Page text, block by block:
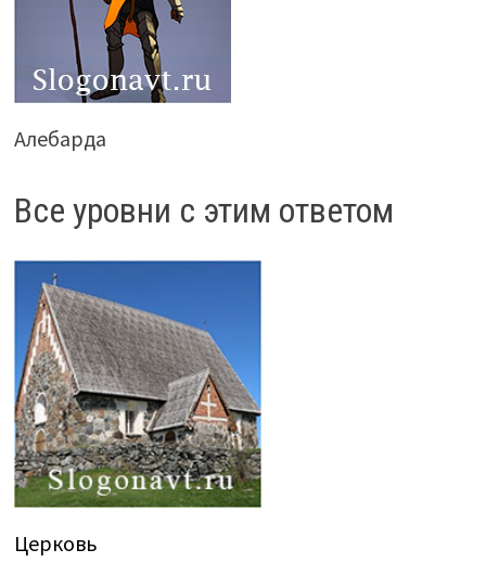
Алебарда
Все уровни с этим ответом
Церковь